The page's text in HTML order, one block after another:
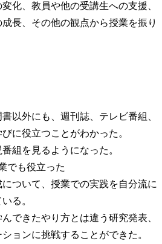
化、教員や他の受講生への支援、
長、その他の観点から授業を振り
以外にも、週刊誌、テレビ番組、
に役立つことがわかった。
組を見るようになった。
でも役立った
について、授業での実践を自分流に
る。
できたやり方とは違う研究発表、
ョンに挑戦することができた。